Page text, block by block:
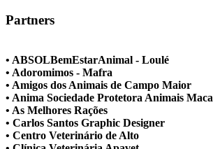
Partners
• ABSOLBemEstarAnimal - Loulé
• Adoromimos - Mafra
• Amigos dos Animais de Campo Maior
• Anima Sociedade Protetora Animais
• As Melhores Rações
• Carlos Santos Graphic Designer
• Centro Veterinário de Alto